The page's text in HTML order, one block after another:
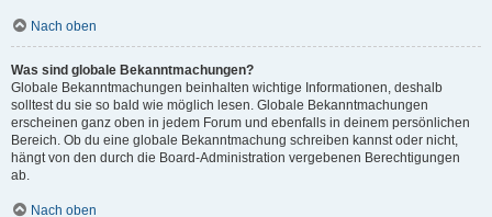
Nach oben
Was sind globale Bekanntmachungen?
Globale Bekanntmachungen beinhalten wichtige Informationen, deshalb
solltest du sie so bald wie möglich lesen. Globale Bekanntmachungen
erscheinen ganz oben in jedem Forum und ebenfalls in deinem persönlichen
Bereich. Ob du eine globale Bekanntmachung schreiben kannst oder nicht,
hängt von den durch die Board-Administration vergebenen Berechtigungen
ab.
Nach oben